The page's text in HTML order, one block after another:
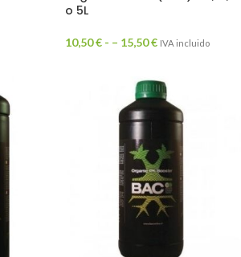
o 5L
10,50€ - – 15,50€ IVA incluido